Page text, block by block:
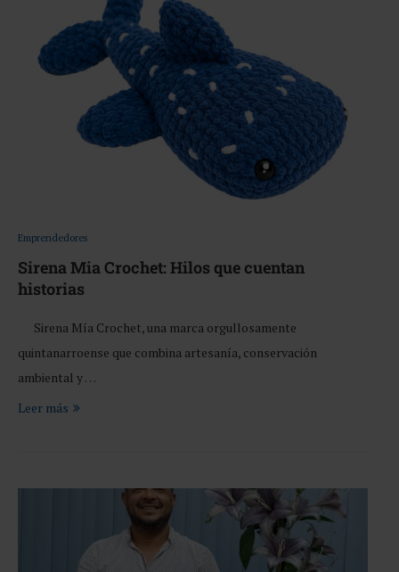
Emprendedores
Sirena Mia Crochet: Hilos que cuentan
historias
Sirena Mía Crochet, una marca orgullosamente
quintanarroense que combina artesanía, conservación
ambiental y …
Leer más